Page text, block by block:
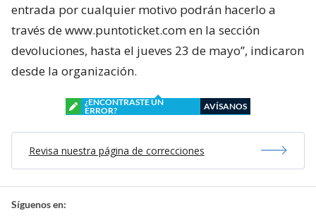
entrada por cualquier motivo podrán hacerlo a
través de www.puntoticket.com en la sección
devoluciones, hasta el jueves 23 de mayo”, indicaron
desde la organización.
¿ENCONTRASTE UN
ERROR?
AVÍSANOS
Revisa nuestra página de correcciones
Síguenos en: